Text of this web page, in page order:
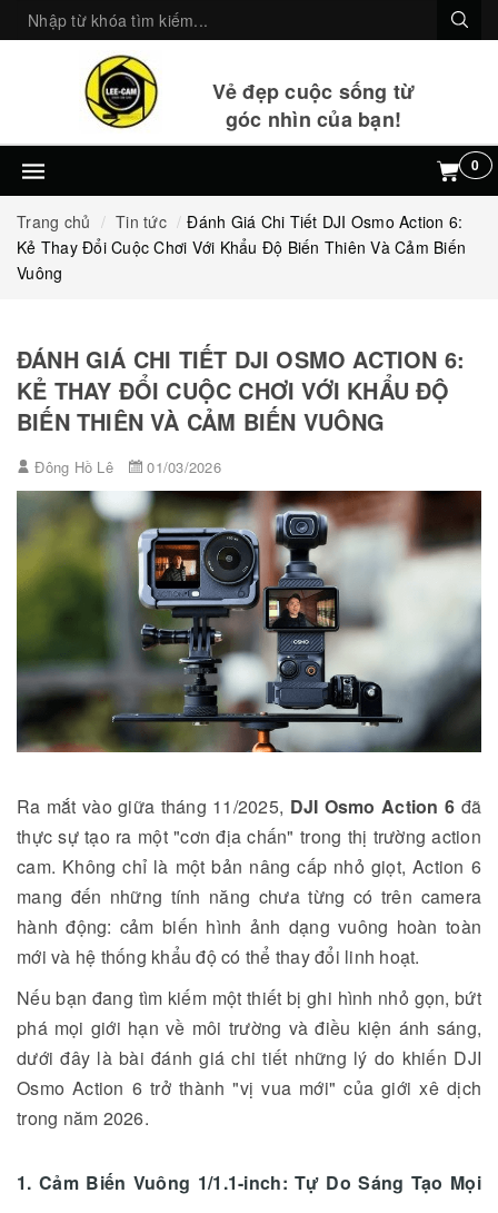
Vẻ đẹp cuộc sống từ
góc nhìn của bạn!
0
Trang chủ Tin tức
Đánh Giá Chi Tiết DJI Osmo Action 6:
Kẻ Thay Đổi Cuộc Chơi Với Khẩu Độ Biến Thiên Và Cảm Biến
Vuông
ĐÁNH GIÁ CHI TIẾT DJI OSMO ACTION 6:
KẺ THAY ĐỔI CUỘC CHƠI VỚI KHẨU ĐỘ
BIẾN THIÊN VÀ CẢM BIẾN VUÔNG
Đông Hồ Lê 01/03/2026
Ra mắt vào giữa tháng 11/2025, DJI Osmo Action 6 đã
thực sự tạo ra một "cơn địa chấn" trong thị trường action
cam. Không chỉ là một bản nâng cấp nhỏ giọt, Action 6
mang đến những tính năng chưa từng có trên camera
hành động: cảm biến hình ảnh dạng vuông hoàn toàn
mới và hệ thống khẩu độ có thể thay đổi linh hoạt.
Nếu bạn đang tìm kiếm một thiết bị ghi hình nhỏ gọn, bứt
phá mọi giới hạn về môi trường và điều kiện ánh sáng,
dưới đây là bài đánh giá chi tiết những lý do khiến DJI
Osmo Action 6 trở thành "vị vua mới" của giới xê dịch
trong năm 2026.
1. Cảm Biến Vuông 1/1.1-inch: Tự Do Sáng Tạo Mọi